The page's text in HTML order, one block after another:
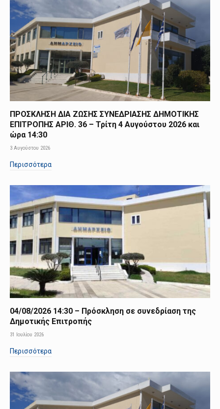
ΠΡΟΣΚΛΗΣΗ ΔΙΑ ΖΩΣΗΣ ΣΥΝΕΔΡΙΑΣΗΣ ΔΗΜΟΤΙΚΗΣ
ΕΠΙΤΡΟΠΗΣ ΑΡΙΘ. 36 – Τρίτη 4 Αυγούστου 2026 και
ώρα 14:30
3 Αυγούστου 2026
Περισσότερα
04/08/2026 14:30 – Πρόσκληση σε συνεδρίαση της
Δημοτικής Επιτροπής
31 Ιουλίου 2026
Περισσότερα